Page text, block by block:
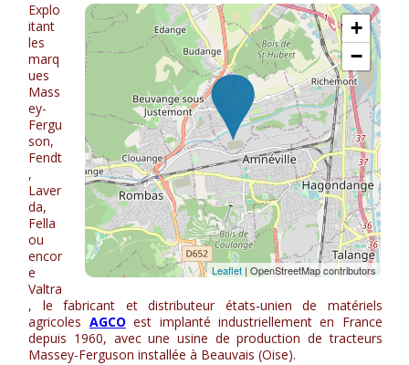
Explo
itant
les
marq
ues
Mass
ey-
Fergu
son,
Fendt
,
Laver
da,
Fella
ou
encor
e
Valtra
, le fabricant et distributeur états-unien de matériels
agricoles AGCO est implanté industriellement en France
depuis 1960, avec une usine de production de tracteurs
Massey-Ferguson installée à Beauvais (Oise).